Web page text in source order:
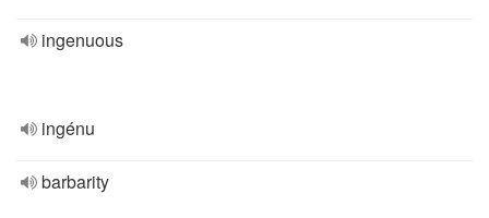
ingenuous
ingénu
barbarity